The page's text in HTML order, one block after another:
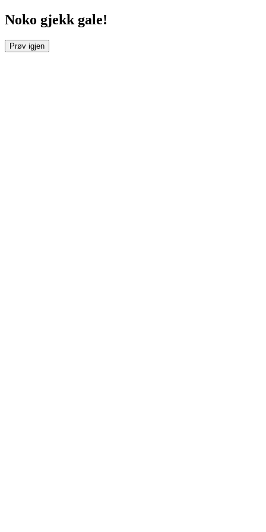
Noko gjekk gale!
Prøv igjen